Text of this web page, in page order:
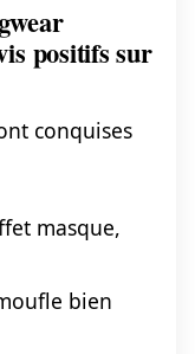
positifs sur
conquises
masque,
bien